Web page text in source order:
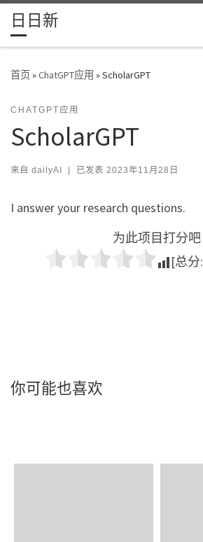
Skip to content
日日新
首页»ChatGPT应用 »ScholarGPT
CHATGPT应用
ScholarGPT
来自 dailyAI | 已发表 2023年11月28日
I answer your research questions.
为此项目打分吧
[总分:
你可能也喜欢